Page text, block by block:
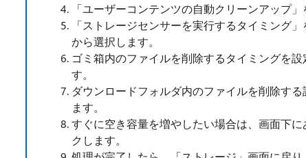
「ユーザーコンテンツの自動クリーンアップ」
「ストレージセンサーを実行するタイミング
から選択します。
ゴミ箱内のファイルを削除するタイミングを
す。
ダウンロードフォルダ内のファイルを削除す
ます。
すぐに空き容量を増やしたい場合は、画面下
クします。